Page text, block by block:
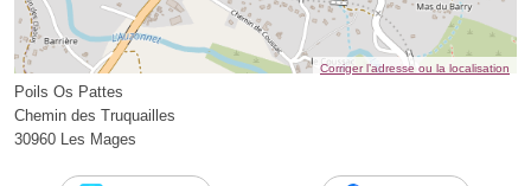
Corriger l’adresse ou la localisation
Poils Os Pattes
Chemin des Truquailles
30960 Les Mages